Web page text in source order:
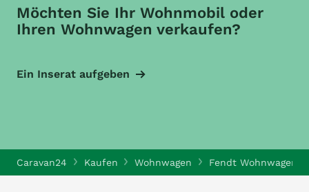
Möchten Sie Ihr Wohnmobil oder
Ihren Wohnwagen verkaufen?
Ein Inserat aufgeben
Caravan24 Kaufen Wohnwagen Fendt Wohnwagen